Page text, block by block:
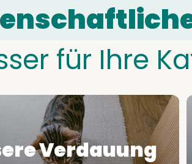
für Ihre
Verdauung